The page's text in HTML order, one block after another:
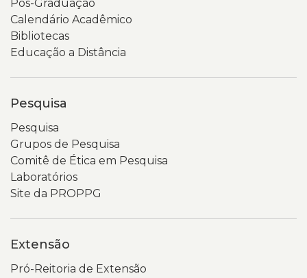
Pós-Graduação
Calendário Acadêmico
Bibliotecas
Educação a Distância
Pesquisa
Pesquisa
Grupos de Pesquisa
Comitê de Ética em Pesquisa
Laboratórios
Site da PROPPG
Extensão
Pró-Reitoria de Extensão